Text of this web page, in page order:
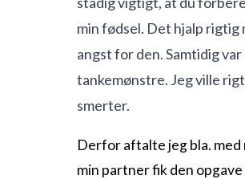
min fødsel. Det hjalp
angst for den. Samtidig
tankemønstre. Jeg ville
smerter.
Derfor aftalte jeg bla. med
min partner fik den